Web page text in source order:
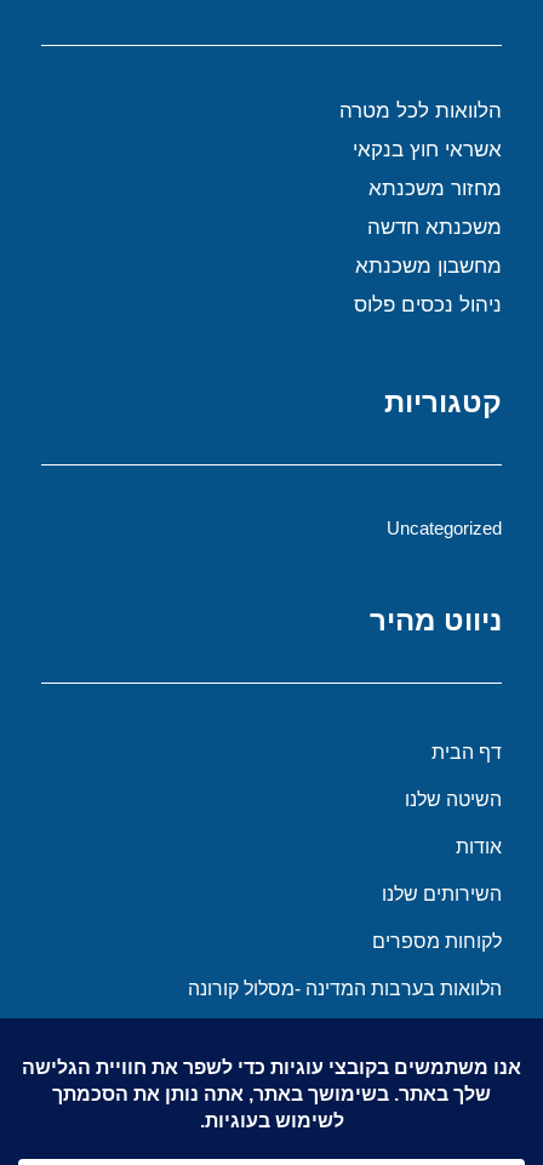
הלוואות לכל מטרה
אשראי חוץ בנקאי
מחזור משכנתא
משכנתא חדשה
מחשבון משכנתא
ניהול נכסים פלוס
קטגוריות
Uncategorized
ניווט מהיר
דף הבית
השיטה שלנו
אודות
השירותים שלנו
לקוחות מספרים
הלוואות בערבות המדינה -מסלול קורונה
צור קשר